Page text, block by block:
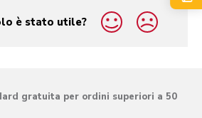
è stato utile?
gratuita per ordini superiori a 50